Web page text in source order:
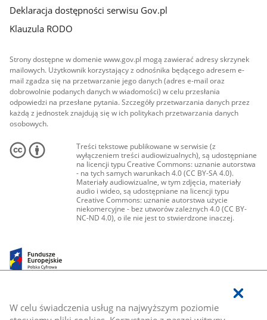
W celu świadczenia usług na najwyższym poziomie
Deklaracja dostępności serwisu Gov.pl
Klauzula RODO
Strony dostępne w domenie www.gov.pl mogą zawierać adresy skrzynek
mailowych. Użytkownik korzystający z odnośnika będącego adresem e-
mail zgadza się na przetwarzanie jego danych (adres e-mail oraz
dobrowolnie podanych danych w wiadomości) w celu przesłania
odpowiedzi na przesłane pytania. Szczegóły przetwarzania danych przez
każdą z jednostek znajdują się w ich politykach przetwarzania danych
osobowych.
Treści tekstowe publikowane w serwisie (z
wyłączeniem treści audiowizualnych), są udostępniane
na licencji typu Creative Commons: uznanie autorstwa
- na tych samych warunkach 4.0 (CC BY-SA 4.0).
Materiały audiowizualne, w tym zdjęcia, materiały
audio i wideo, są udostępniane na licencji typu
Creative Commons: uznanie autorstwa użycie
niekomercyjne - bez utworów zależnych 4.0 (CC BY-
NC-ND 4.0), o ile nie jest to stwierdzone inaczej.